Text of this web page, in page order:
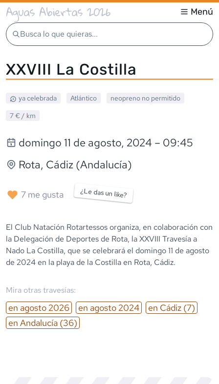
Aguas Abiertas 2026 Menú
Busca lo que quieras...
XXVIII La Costilla
ya celebrada Atlántico neopreno no permitido
7 € / km
domingo 11 de agosto, 2024 – 09:45
Rota, Cádiz (Andalucía)
7 me gusta ¿Le das un like?
El Club Natación Rotartessos organiza, en colaboración con
la Delegación de Deportes de Rota, la XXVIII Travesía a
Nado La Costilla, que se celebrará el domingo 11 de agosto
de 2024 en la playa de la Costilla en Rota, Cádiz.
Mira otras travesías:
en agosto 2026 en agosto 2024 en Cádiz (7)
en Andalucía (36)